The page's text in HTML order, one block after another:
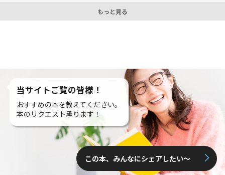
もっと見る
当サイトご覧の皆様！
おすすめの本を教えてください。
本のリクエスト承ります！
この本、みんなにシェアしたい〜